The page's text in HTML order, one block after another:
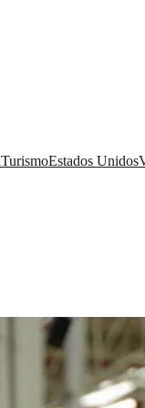
TurismoEstados Unidos